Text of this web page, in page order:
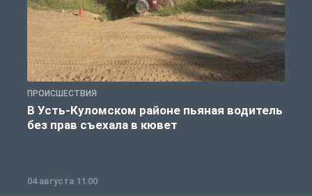
ПРОИСШЕСТВИЯ
В Усть-Куломском районе пьяная водитель
без прав съехала в кювет
04 августа 11:00